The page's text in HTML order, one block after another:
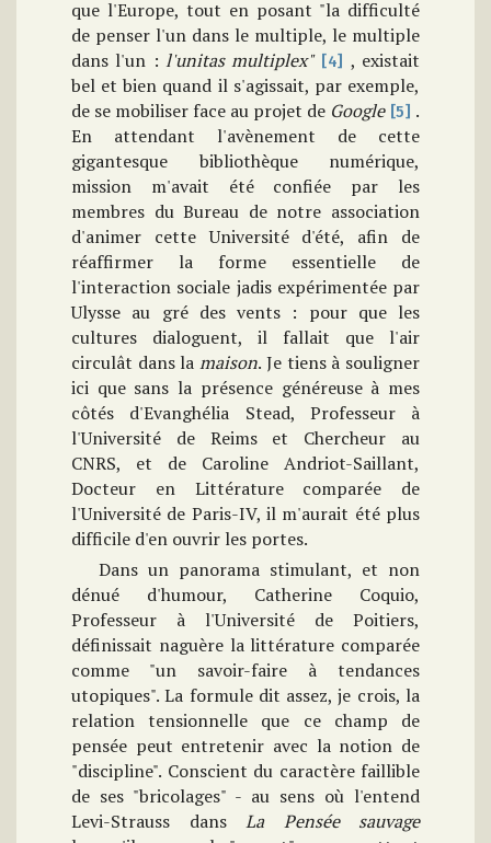
que l'Europe, tout en posant "la difficulté
de penser l'un dans le multiple, le multiple
dans l'un :l'unitas multiplex" [4] , existait
bel et bien quand il s'agissait, par exemple,
de se mobiliser face au projet de Google [5] .
En attendant l'avènement de cette
gigantesque bibliothèque numérique,
mission m'avait été confiée par les
membres du Bureau de notre association
d'animer cette Université d'été, afin de
réaffirmer la forme essentielle de
l'interaction sociale jadis expérimentée par
Ulysse au gré des vents : pour que les
cultures dialoguent, il fallait que l'air
circulât dans lamaison. Je tiens à souligner
ici que sans la présence généreuse à mes
côtés d'Evanghélia Stead, Professeur à
l'Université de Reims et Chercheur au
CNRS, et de Caroline Andriot-Saillant,
Docteur en Littérature comparée de
l'Université de Paris-IV, il m'aurait été plus
difficile d'en ouvrir les portes.
Dans un panorama stimulant, et non
dénué d'humour, Catherine Coquio,
Professeur à l'Université de Poitiers,
définissait naguère la littérature comparée
comme "un savoir-faire à tendances
utopiques". La formule dit assez, je crois, la
relation tensionnelle que ce champ de
pensée peut entretenir avec la notion de
"discipline". Conscient du caractère faillible
de ses "bricolages" - au sens où l'entend
Levi-Strauss dans La Pensée sauvage